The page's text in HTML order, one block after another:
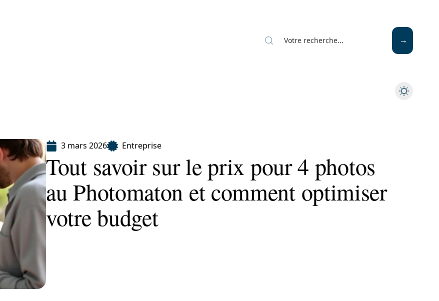
3 mars 2026 Entreprise
Tout savoir sur le prix pour 4 photos
au Photomaton et comment optimiser
votre budget